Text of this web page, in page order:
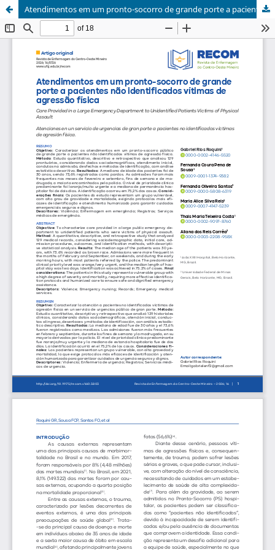
Atendimentos em um pronto-socorro de grande porte a pacientes não identificados vítimas de agressão física